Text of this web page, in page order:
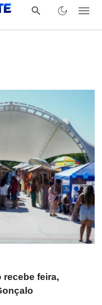
recebe feira,